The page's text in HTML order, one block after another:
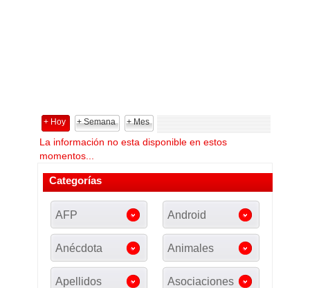
+ Hoy + Semana + Mes
La información no esta disponible en estos
momentos...
Categorías
AFP Android
Anécdota Animales
Apellidos Asociaciones